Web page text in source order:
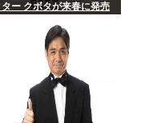
ター クボタが来春に発売